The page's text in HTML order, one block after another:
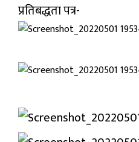
प्रतिबद्धता पत्र-